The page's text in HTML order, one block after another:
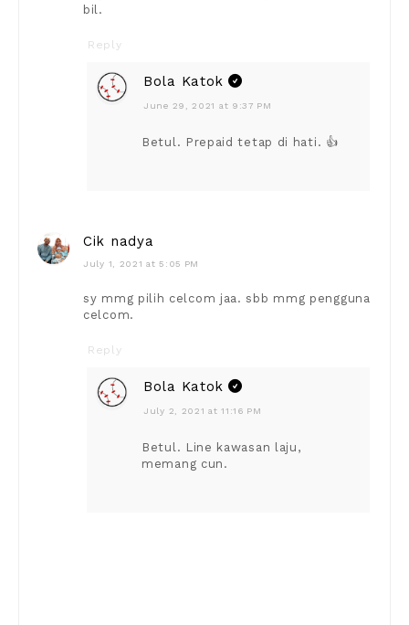
bil.
Reply
Bola Katok
June 29, 2021 at 9:37 PM
Betul. Prepaid tetap di hati. 👍
Cik nadya
July 1, 2021 at 5:05 PM
sy mmg pilih celcom jaa. sbb mmg pengguna
celcom.
Reply
Bola Katok
July 2, 2021 at 11:16 PM
Betul. Line kawasan laju,
memang cun.